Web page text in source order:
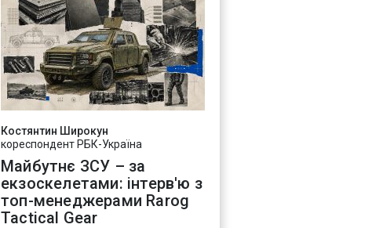
Костянтин Широкун
кореспондент РБК-Україна
Майбутнє ЗСУ – за
екзоскелетами: інтерв'ю з
топ-менеджерами Rarog
Tactical Gear